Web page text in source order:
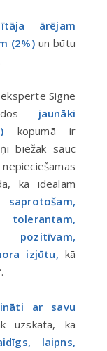
ārējam
(2%)un būtu
Signe
jaunāki
kopumā ir
biežāk sauc
ka ideālam
saprotošam,
pozitīvam,
izjūtu, kā
ar savu
uzskata, ka
laipns,